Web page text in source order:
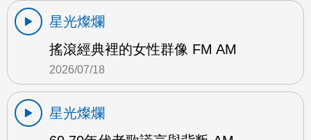
星光燦爛
搖滾經典裡的女性群像 FM AM
2026/07/18
星光燦爛